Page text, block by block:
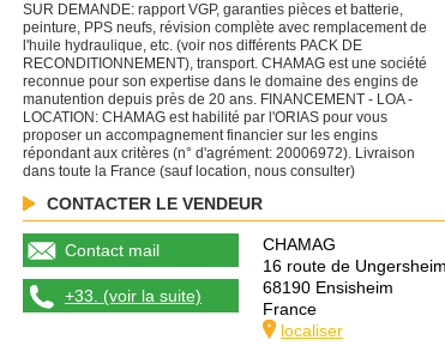
SUR DEMANDE: rapport VGP, garanties pièces et batterie,
peinture, PPS neufs, révision complète avec remplacement de
l'huile hydraulique, etc. (voir nos différents PACK DE
RECONDITIONNEMENT), transport. CHAMAG est une société
reconnue pour son expertise dans le domaine des engins de
manutention depuis près de 20 ans. FINANCEMENT - LOA -
LOCATION: CHAMAG est habilité par l'ORIAS pour vous
proposer un accompagnement financier sur les engins
répondant aux critères (n° d'agrément: 20006972). Livraison
dans toute la France (sauf location, nous consulter)
CONTACTER LE VENDEUR
Contact mail
+33. (voir la suite)
CHAMAG
16 route de Ungersheim
68190 Ensisheim
France
localiser